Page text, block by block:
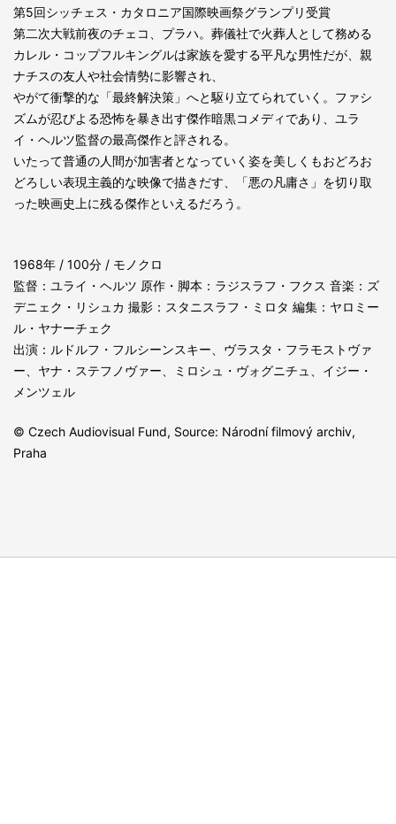
第5回シッチェス・カタロニア国際映画祭グランプリ受賞
第二次大戦前夜のチェコ、プラハ。葬儀社で火葬人として務める
カレル・コップフルキングルは家族を愛する平凡な男性だが、親
ナチスの友人や社会情勢に影響され、
やがて衝撃的な「最終解決策」へと駆り立てられていく。ファシ
ズムが忍びよる恐怖を暴き出す傑作暗黒コメディであり、ユラ
イ・ヘルツ監督の最高傑作と評される。
いたって普通の人間が加害者となっていく姿を美しくもおどろお
どろしい表現主義的な映像で描きだす、「悪の凡庸さ」を切り取
った映画史上に残る傑作といえるだろう。
1968年 / 100分 / モノクロ
監督：ユライ・ヘルツ 原作・脚本：ラジスラフ・フクス 音楽：ズ
デニェク・リシュカ 撮影：スタニスラフ・ミロタ 編集：ヤロミー
ル・ヤナーチェク
出演：ルドルフ・フルシーンスキー、ヴラスタ・フラモストヴァ
ー、ヤナ・ステフノヴァー、ミロシュ・ヴォグニチュ、イジー・
メンツェル
© Czech Audiovisual Fund, Source: Národní filmový archiv,
Praha